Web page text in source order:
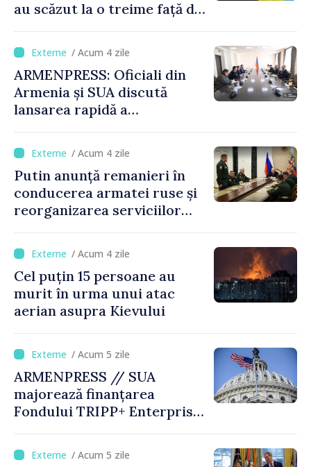
au scăzut la o treime față de
/ Acum 4 zile
ARMENPRESS: Oficiali din
Armenia și SUA discută
lansarea rapidă a
/ Acum 4 zile
Putin anunță remanieri în
conducerea armatei ruse și
reorganizarea serviciilor
/ Acum 4 zile
Cel puțin 15 persoane au
murit în urma unui atac
aerian asupra Kievului
/ Acum 5 zile
ARMENPRESS // SUA
majorează finanțarea
Fondului TRIPP+ Enterprise
milioane de dolari
/ Acum 5 zile